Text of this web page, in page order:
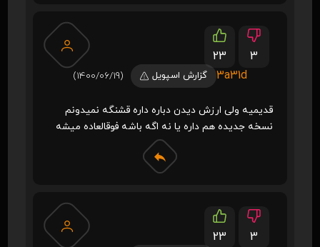
23
3
3a31d
گزارش اسپویل (1400/06/19)
قدیمیه ولی ارزش دیدن دباره داره قشنگه نمیدونم
نسخه جدیده هم داره یا نه اگه باشه فوقالعاده میشه
23
3